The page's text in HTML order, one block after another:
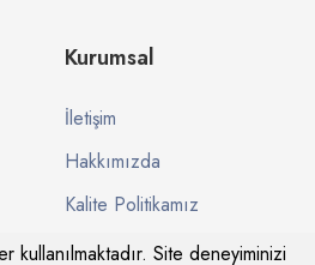
Kurumsal
İletişim
Hakkımızda
Kalite Politikamız
kullanılmaktadır. Site deneyiminizi